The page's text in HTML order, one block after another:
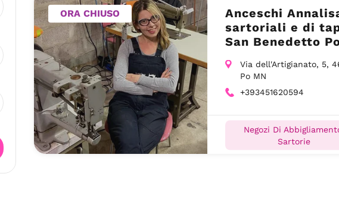
ORA CHIUSO
Anceschi
sartoriali e di
San Benedetto
Via dell'Artigianato, 5,
Po MN
+393451620594
Negozi Di
Sartorie